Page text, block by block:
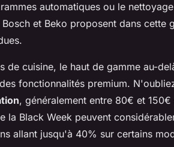
automatiques ou le
et Beko proposent dans cette
de cuisine, le haut de gamme au-
fonctionnalités premium.
, généralement entre 80€ et
la Black Week peuvent
allant jusqu'à 40% sur certains